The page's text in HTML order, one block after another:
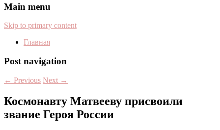
Main menu
Skip to primary content
Главная
Post navigation
← Previous Next →
Космонавту Матвееву присвоили
звание Героя России